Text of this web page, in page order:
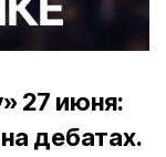
27 июня:
дебатах.